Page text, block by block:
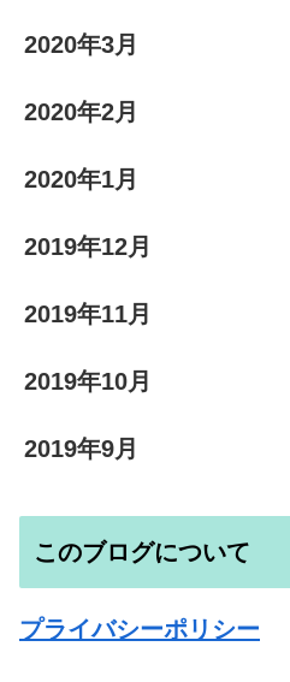
2020年3月
2020年2月
2020年1月
2019年12月
2019年11月
2019年10月
2019年9月
このブログについて
プライバシーポリシー